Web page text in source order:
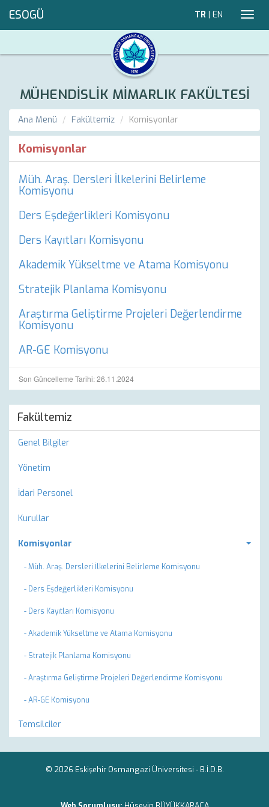
ESOGÜ TR | EN
MÜHENDİSLİK MİMARLIK FAKÜLTESİ
Ana Menü Fakültemiz Komisyonlar
Komisyonlar
Müh. Araş. Dersleri İlkelerini Belirleme
Komisyonu
Ders Eşdeğerlikleri Komisyonu
Ders Kayıtları Komisyonu
Akademik Yükseltme ve Atama Komisyonu
Stratejik Planlama Komisyonu
Araştırma Geliştirme Projeleri Değerlendirme
Komisyonu
AR-GE Komisyonu
Son Güncelleme Tarihi: 26.11.2024
Fakültemiz
Genel Bilgiler
Yönetim
İdari Personel
Kurullar
Komisyonlar
- Müh. Araş. Dersleri İlkelerini Belirleme Komisyonu
- Ders Eşdeğerlikleri Komisyonu
- Ders Kayıtları Komisyonu
- Akademik Yükseltme ve Atama Komisyonu
- Stratejik Planlama Komisyonu
- Araştırma Geliştirme Projeleri Değerlendirme Komisyonu
- AR-GE Komisyonu
Temsilciler
© 2026 Eskişehir Osmangazi Üniversitesi - B.İ.D.B.